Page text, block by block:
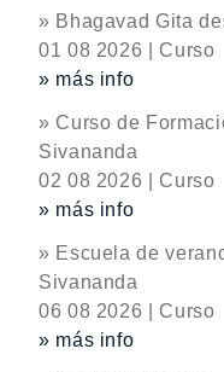
» Bhagavad Gita
01 08 2026 | Curso
» más info
» Curso de
Sivananda
02 08 2026 | Curso
» más info
» Escuela de
Sivananda
06 08 2026 | Curso
» más info